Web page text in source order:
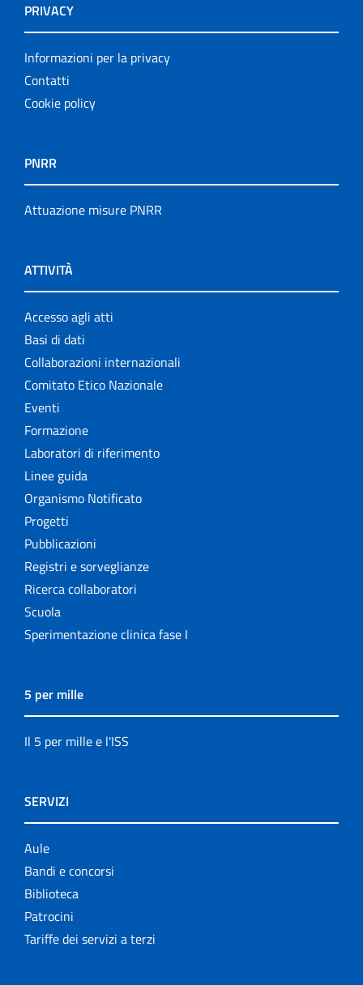
PRIVACY
Informazioni per la privacy
Contatti
Cookie policy
PNRR
Attuazione misure PNRR
ATTIVITÀ
Accesso agli atti
Basi di dati
Collaborazioni internazionali
Comitato Etico Nazionale
Eventi
Formazione
Laboratori di riferimento
Linee guida
Organismo Notificato
Progetti
Pubblicazioni
Registri e sorveglianze
Ricerca collaboratori
Scuola
Sperimentazione clinica fase I
5 per mille
Il 5 per mille e l'ISS
SERVIZI
Aule
Bandi e concorsi
Biblioteca
Patrocini
Tariffe dei servizi a terzi